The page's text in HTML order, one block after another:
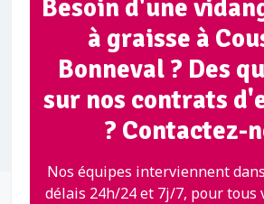
Besoin d'une
à graisse à
Bonneval ? Des
sur nos contrats
? Contactez-
Nos équipes interviennent
délais 24h/24 et 7j/7, pour tous